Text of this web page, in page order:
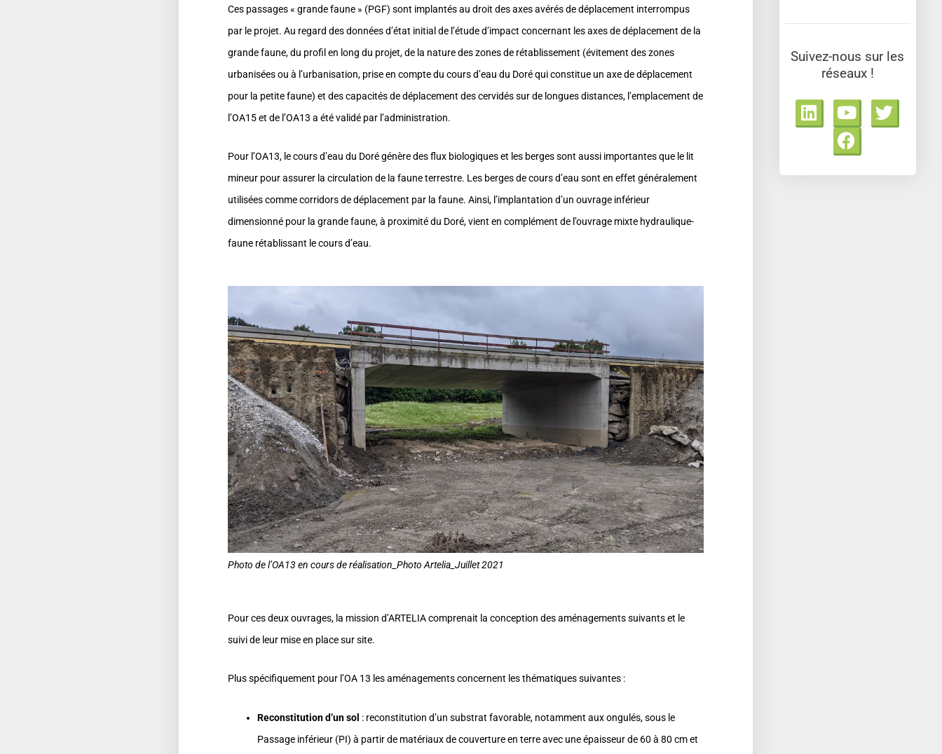
Ces passages « grande faune » (PGF) sont implantés au droit des axes avérés de déplacement interrompus
par le projet. Au regard des données d’état initial de l’étude d’impact concernant les axes de déplacement de la
grande faune, du profil en long du projet, de la nature des zones de rétablissement (évitement des zones
urbanisées ou à l’urbanisation, prise en compte du cours d’eau du Doré qui constitue un axe de déplacement
pour la petite faune) et des capacités de déplacement des cervidés sur de longues distances, l’emplacement de
l’OA15 et de l’OA13 a été validé par l’administration.
Pour l’OA13, le cours d’eau du Doré génère des flux biologiques et les berges sont aussi importantes que le lit
mineur pour assurer la circulation de la faune terrestre. Les berges de cours d’eau sont en effet généralement
utilisées comme corridors de déplacement par la faune. Ainsi, l’implantation d’un ouvrage inférieur
dimensionné pour la grande faune, à proximité du Doré, vient en complément de l’ouvrage mixte hydraulique-
faune rétablissant le cours d’eau.
Photo de l’OA13 en cours de réalisation_Photo Artelia_Juillet 2021
Pour ces deux ouvrages, la mission d’ARTELIA comprenait la conception des aménagements suivants et le
suivi de leur mise en place sur site.
Plus spécifiquement pour l’OA 13 les aménagements concernent les thématiques suivantes :
Reconstitution d’un sol : reconstitution d’un substrat favorable, notamment aux ongulés, sous le
Passage inférieur (PI) à partir de matériaux de couverture en terre avec une épaisseur de 60 à 80 cm et
Suivez-nous sur les
réseaux !
L
i
e
Y
o
u
t
u
T
w
t
F
a
c
e
b